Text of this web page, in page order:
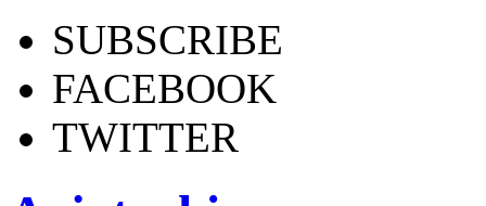
SUBSCRIBE
FACEBOOK
TWITTER